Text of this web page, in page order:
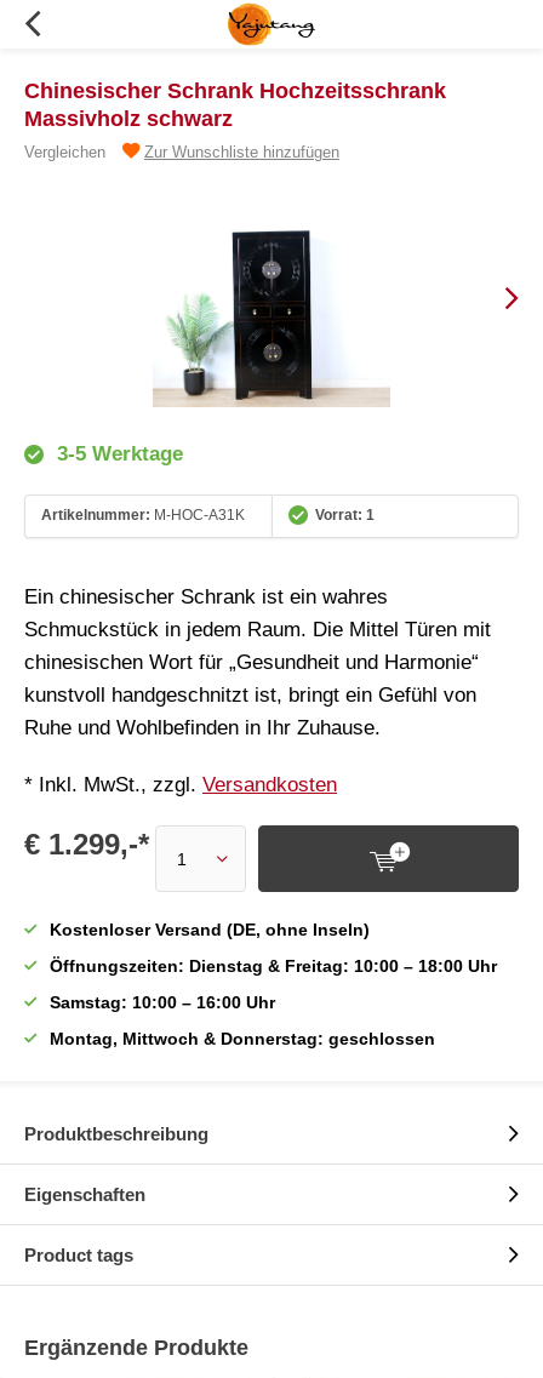
Chinesischer Schrank Hochzeitsschrank
Massivholz schwarz
Vergleichen Zur Wunschliste hinzufügen
3-5 Werktage
Artikelnummer: M-HOC-A31K Vorrat: 1
Ein chinesischer Schrank ist ein wahres
Schmuckstück in jedem Raum. Die Mittel Türen mit
chinesischen Wort für „Gesundheit und Harmonie“
kunstvoll handgeschnitzt ist, bringt ein Gefühl von
Ruhe und Wohlbefinden in Ihr Zuhause.
* Inkl. MwSt., zzgl. Versandkosten
€ 1.299,-*
Kostenloser Versand (DE, ohne Inseln)
Öffnungszeiten: Dienstag & Freitag: 10:00 – 18:00 Uhr
Samstag: 10:00 – 16:00 Uhr
Montag, Mittwoch & Donnerstag: geschlossen
Produktbeschreibung
Eigenschaften
Product tags
Ergänzende Produkte